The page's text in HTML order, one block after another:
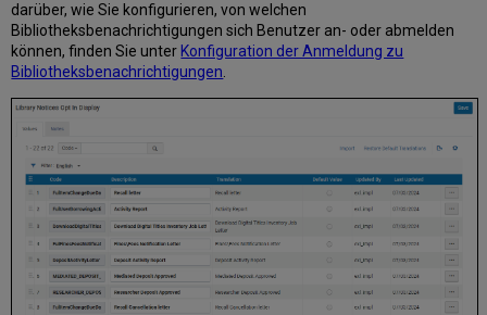
darüber, wie Sie konfigurieren, von welchen
Bibliotheksbenachrichtigungen sich Benutzer an- oder abmelden
können, finden Sie unter Konfiguration der Anmeldung zu
Bibliotheksbenachrichtigungen